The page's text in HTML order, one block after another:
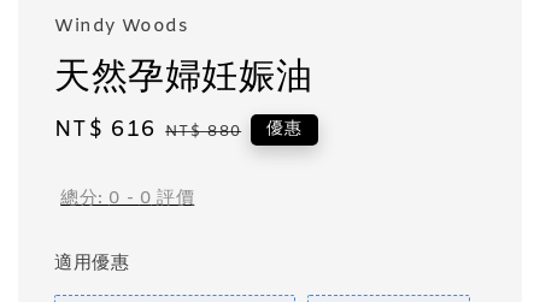
Windy Woods
天然孕婦妊娠油
Sale
NT$ 616 Regular
NT$ 880 優惠
總分:0-0評價
適用優惠